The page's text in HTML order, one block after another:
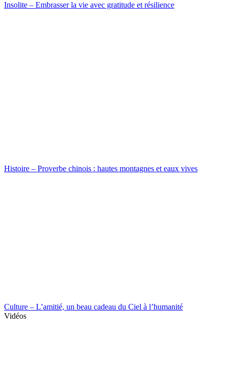
Insolite – Embrasser la vie avec gratitude et résilience
Histoire – Proverbe chinois : hautes montagnes et eaux vives
Culture – L’amitié, un beau cadeau du Ciel à l’humanité
Vidéos